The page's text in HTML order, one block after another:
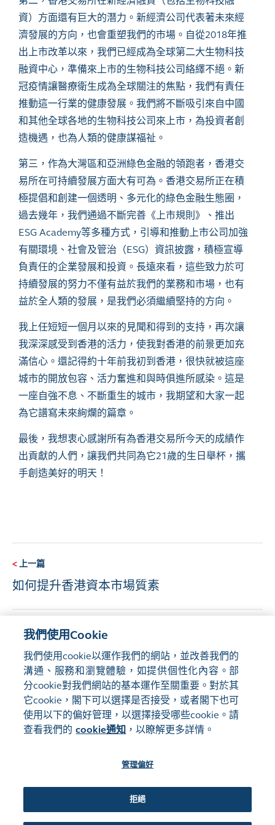
資）方面還有巨大的潛力。新經濟公司代表著未來經
濟發展的方向，也會重塑我們的市場。自從2018年推
出上市改革以來，我們已經成為全球第二大生物科技
融資中心，準備來上市的生物科技公司絡繹不絕。新
冠疫情讓醫療衛生成為全球關注的焦點，我們有責任
推動這一行業的健康發展。我們將不斷吸引來自中國
和其他全球各地的生物科技公司來上市，為投資者創
造機遇，也為人類的健康謀福祉。
第三，作為大灣區和亞洲綠色金融的領跑者，香港交
易所在可持續發展方面大有可為。香港交易所正在積
極提倡和創建一個透明、多元化的綠色金融生態圈，
過去幾年，我們通過不斷完善《上市規則》、推出
ESG Academy等多種方式，引導和推動上市公司加強
有關環境、社會及管治（ESG）資訊披露，積極宣導
負責任的企業發展和投資。長遠來看，這些致力於可
持續發展的努力不僅有益於我們的業務和市場，也有
益於全人類的發展，是我們必須繼續堅持的方向。
我上任短短一個月以來的見聞和得到的支持，再次讓
我深深感受到香港的活力，使我對香港的前景更加充
滿信心。還記得約十年前我初到香港，很快就被這座
城市的開放包容、活力奮進和與時俱進所感染。這是
一座自強不息、不斷重生的城市，我期望和大家一起
為它譜寫未來絢爛的篇章。
最後，我想衷心感謝所有為香港交易所今天的成績作
出貢獻的人們，讓我們共同為它21 歲的生日舉杯，攜
手創造美好的明天！
<上一篇
如何提升香港資本市場質素
《香港交易所與生物科技》2021年2月 - 新冠
疫情下智慧醫療的崛起
管理偏好
我們使用Cookie
我們使用cookie以運作我們的網站，並改善我們的
溝通、服務和瀏覽體驗，如提供個性化內容。部
分cookie對我們網站的基本運作至關重要。對於其
它cookie，閣下可以選擇是否接受，或者閣下也可
使用以下的偏好管理，以選擇接受哪些cookie。請
查看我們的 cookie通知 ，以瞭解更多詳情。
管理偏好
拒絕